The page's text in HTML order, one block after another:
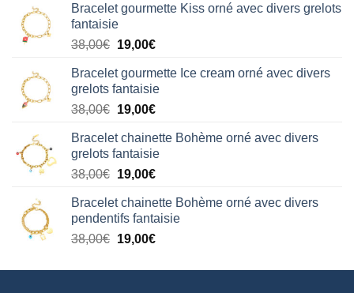
initial
était :
38,00€.
actuel
19,00€.
Bracelet gourmette Kiss orné avec divers grelots
fantaisie
38,00€ Le
initial
était :
38,00€.
19,00€Le
actuel
est :
19,00€.
Bracelet gourmette Ice cream orné avec divers
grelots fantaisie
38,00€ Le
initial
était :
38,00€.
19,00€Le
actuel
est :
19,00€.
Bracelet chainette Bohème orné avec divers
grelots fantaisie
38,00€ Le
initial
était :
38,00€.
19,00€Le
actuel
est :
19,00€.
Bracelet chainette Bohème orné avec divers
pendentifs fantaisie
38,00€ Le
initial
19,00€Le
actuel